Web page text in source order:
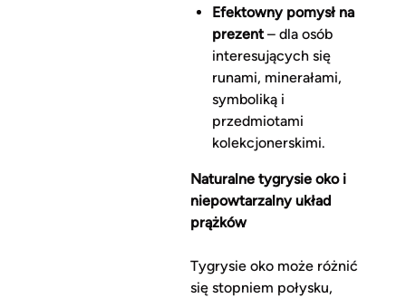
Efektowny pomysł na
prezent– dla osób
interesujących się
runami, minerałami,
symboliką i
przedmiotami
kolekcjonerskimi.
Naturalne tygrysie oko i
niepowtarzalny układ
prążków
Tygrysie oko może różnić
się stopniem połysku,